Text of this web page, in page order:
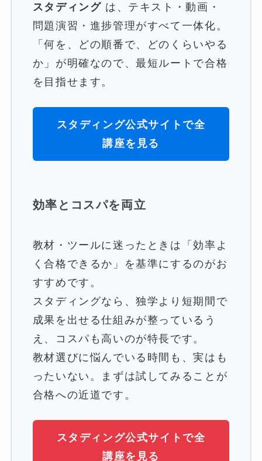
スタディング は、テキスト・動画・
問題演習・進捗管理がすべて一体化。
「何を、どの順番で、どのくらいやる
か」が明確なので、最短ルートで合格
を目指せます。
スタディング公式サイトで全
講座を見る
効率とコスパを両立
教材・ツールに迷ったときは「効率よ
く合格できるか」を基準にするのがお
すすめです。
スタディングなら、独学より短期間で
成果を出せる仕組みが整っているう
え、コスパも高いのが特長です。
教材選びに悩んでいる時間も、実はも
ったいない。まずは試してみることが
合格への近道です。
スタディング公式サイトで全
講座を見る